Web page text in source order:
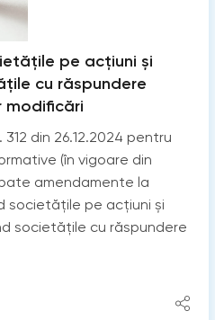
pe acţiuni și
cu răspundere
modificări
din 26.12.2024 pentru
(în vigoare din
amendamente la
societăţile pe acţiuni și
societățile cu răspundere